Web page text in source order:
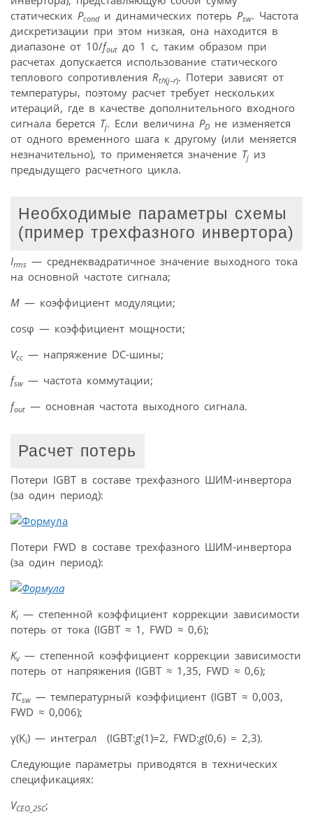
статических Pcond и динамических потерь Psw. Частота
дискретизации при этом низкая, она находится в
диапазоне от 10/fout до 1 с, таким образом при
расчетах допускается использование статического
теплового сопротивления Rth(j–r). Потери зависят от
температуры, поэтому расчет требует нескольких
итераций, где в качестве дополнительного входного
сигнала берется Tj. Если величина PD не изменяется
от одного временного шага к другому (или меняется
незначительно), то применяется значение Tj из
предыдущего расчетного цикла.
Необходимые параметры схемы
(пример трехфазного инвертора)
Irms — среднеквадратичное значение выходного тока
на основной частоте сигнала;
M — коэффициент модуляции;
cosφ — коэффициент мощности;
Vcc — напряжение DC-шины;
fsw — частота коммутации;
fout — основная частота выходного сигнала.
Расчет потерь
Потери IGBT в составе трехфазного ШИМ-инвертора
(за один период):
Потери FWD в составе трехфазного ШИМ-инвертора
(за один период):
Ki — степенной коэффициент коррекции зависимости
потерь от тока (IGBT ≈ 1, FWD ≈ 0,6);
Kv— степенной коэффициент коррекции зависимости
потерь от напряжения (IGBT ≈ 1,35, FWD ≈ 0,6);
TCsw — температурный коэффициент (IGBT ≈ 0,003,
FWD ≈ 0,006);
γ(Ki) — интеграл (IGBT:g(1)=2, FWD:g(0,6) = 2,3).
Следующие параметры приводятся в технических
спецификациях:
VCEO_25C;